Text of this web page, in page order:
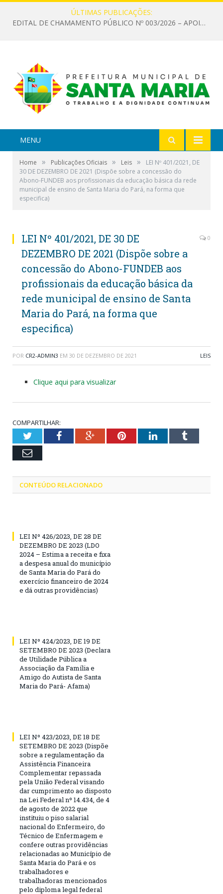
ÚLTIMAS PUBLICAÇÕES:
EDITAL DE CHAMAMENTO PÚBLICO Nº 003/2026 – APOIO À INFRAESTRUTURA CULTURAL
MENU
Home » Publicações Oficiais » Leis »
LEI Nº 401/2021, DE
30 DE DEZEMBRO DE 2021 (Dispõe sobre a concessão do
Abono-FUNDEB aos profissionais da educação básica da rede
municipal de ensino de Santa Maria do Pará, na forma que
especifica)
LEI Nº 401/2021, DE 30 DE
DEZEMBRO DE 2021 (Dispõe sobre a
concessão do Abono-FUNDEB aos
profissionais da educação básica da
rede municipal de ensino de Santa
Maria do Pará, na forma que
especifica)
0
POR CR2-ADMIN3 EM 30 DE DEZEMBRO DE 2021 LEIS
Clique aqui para visualizar
COMPARTILHAR:
TwitterFacebookGoogle+PinterestLinkedInTumblr
Email
CONTEÚDO RELACIONADO
LEI Nº 426/2023, DE 28 DE
DEZEMBRO DE 2023 (LDO
2024 – Estima a receita e fixa
a despesa anual do município
de Santa Maria do Pará do
exercício financeiro de 2024
e dá outras providências)
LEI Nº 424/2023, DE 19 DE
SETEMBRO DE 2023 (Declara
de Utilidade Pública a
Associação da Família e
Amigo do Autista de Santa
Maria do Pará- Afama)
LEI Nº 423/2023, DE 18 DE
SETEMBRO DE 2023 (Dispõe
sobre a regulamentação da
Assistência Financeira
Complementar repassada
pela União Federal visando
dar cumprimento ao disposto
na Lei Federal nº 14.434, de 4
de agosto de 2022 que
instituiu o piso salarial
nacional do Enfermeiro, do
Técnico de Enfermagem e
confere outras providências
relacionadas ao Município de
Santa Maria do Pará e os
trabalhadores e
trabalhadoras mencionados
pelo diploma legal federal